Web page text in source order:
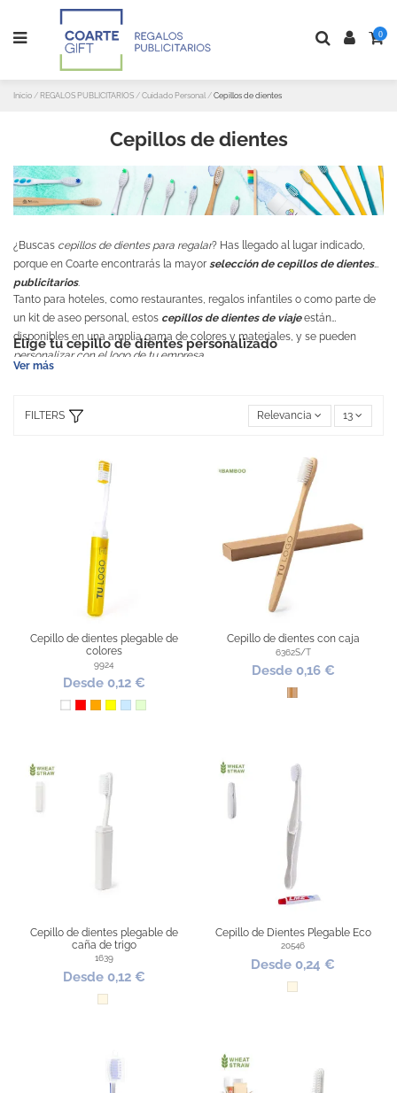
0
Inicio REGALOS PUBLICITARIOS Cuidado Personal Cepillos de dientes
Cepillos de dientes
¿Buscas cepillos de dientes para regalar? Has llegado al lugar indicado,
porque en Coarte encontrarás la mayor selección de cepillos de dientes
publicitarios.
Tanto para hoteles, como restaurantes, regalos infantiles o como parte de
un kit de aseo personal, estos cepillos de dientes de viajeestán
disponibles en una amplia gama de colores y materiales, y se pueden
personalizar con el logo de tu empresa.
Elige tu cepillo de dientes personalizado
Ver más
FILTERS Relevancia 13
Cepillo de dientes plegable de
colores
9924
Desde 0,12 €
Blanco
RojoNaranja
Amarillo
Azul Claro
Verde Claro
Cepillo de dientes con caja
6362S/T
Desde 0,16 €
Bambú
Cepillo de dientes plegable de
caña de trigo
1639
Desde 0,12 €
Natural
Cepillo de Dientes Plegable Eco
20546
Desde 0,24 €
Natural